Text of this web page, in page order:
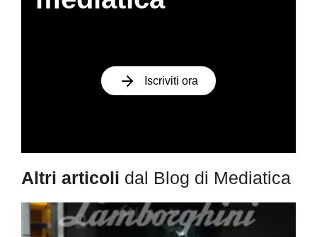
Iscriviti ora
Altri articoli dal Blog di Mediatica